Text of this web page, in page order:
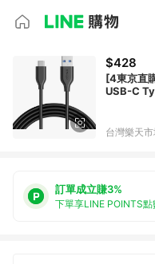
$428
[4東京直
USB-C
台灣樂天
訂單成立賺3%
下單享LINE POINTS點